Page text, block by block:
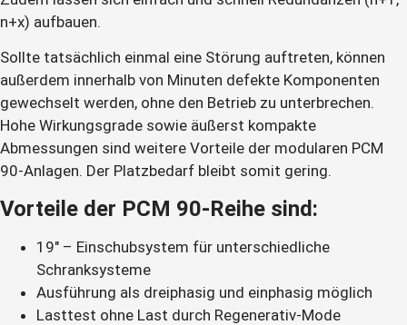
n+x) aufbauen.
Sollte tatsächlich einmal eine Störung auftreten, können
außerdem innerhalb von Minuten defekte Komponenten
gewechselt werden, ohne den Betrieb zu unterbrechen.
Hohe Wirkungsgrade sowie äußerst kompakte
Abmessungen sind weitere Vorteile der modularen PCM
90-Anlagen. Der Platzbedarf bleibt somit gering.
Vorteile der PCM 90-Reihe sind:
19″ – Einschubsystem für unterschiedliche
Schranksysteme
Ausführung als dreiphasig und einphasig möglich
Lasttest ohne Last durch Regenerativ-Mode